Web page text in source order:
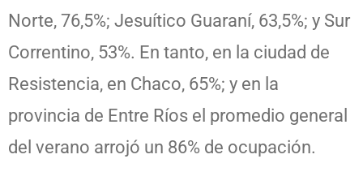
Norte, 76,5%; Jesuítico Guaraní, 63,5%; y Sur
Correntino, 53%. En tanto, en la ciudad de
Resistencia, en Chaco, 65%; y en la
provincia de Entre Ríos el promedio general
del verano arrojó un 86% de ocupación.